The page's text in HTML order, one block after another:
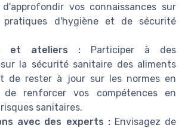
vos connaissances sur
pratiques d'hygiène et de sécurité
et ateliers : Participer à des
la sécurité sanitaire des aliments
de rester à jour sur les normes en
renforcer vos compétences en
sanitaires.
avec des experts : Envisagez de